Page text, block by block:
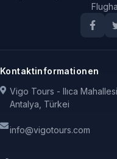
Kontaktinformationen
Vigo Tours - Ilıca
Antalya, Türkei
info@vigotours.com